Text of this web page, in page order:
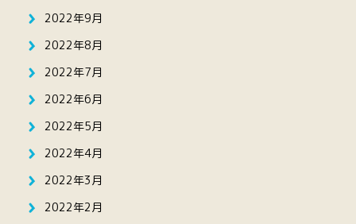
2022年9月
2022年8月
2022年7月
2022年6月
2022年5月
2022年4月
2022年3月
2022年2月